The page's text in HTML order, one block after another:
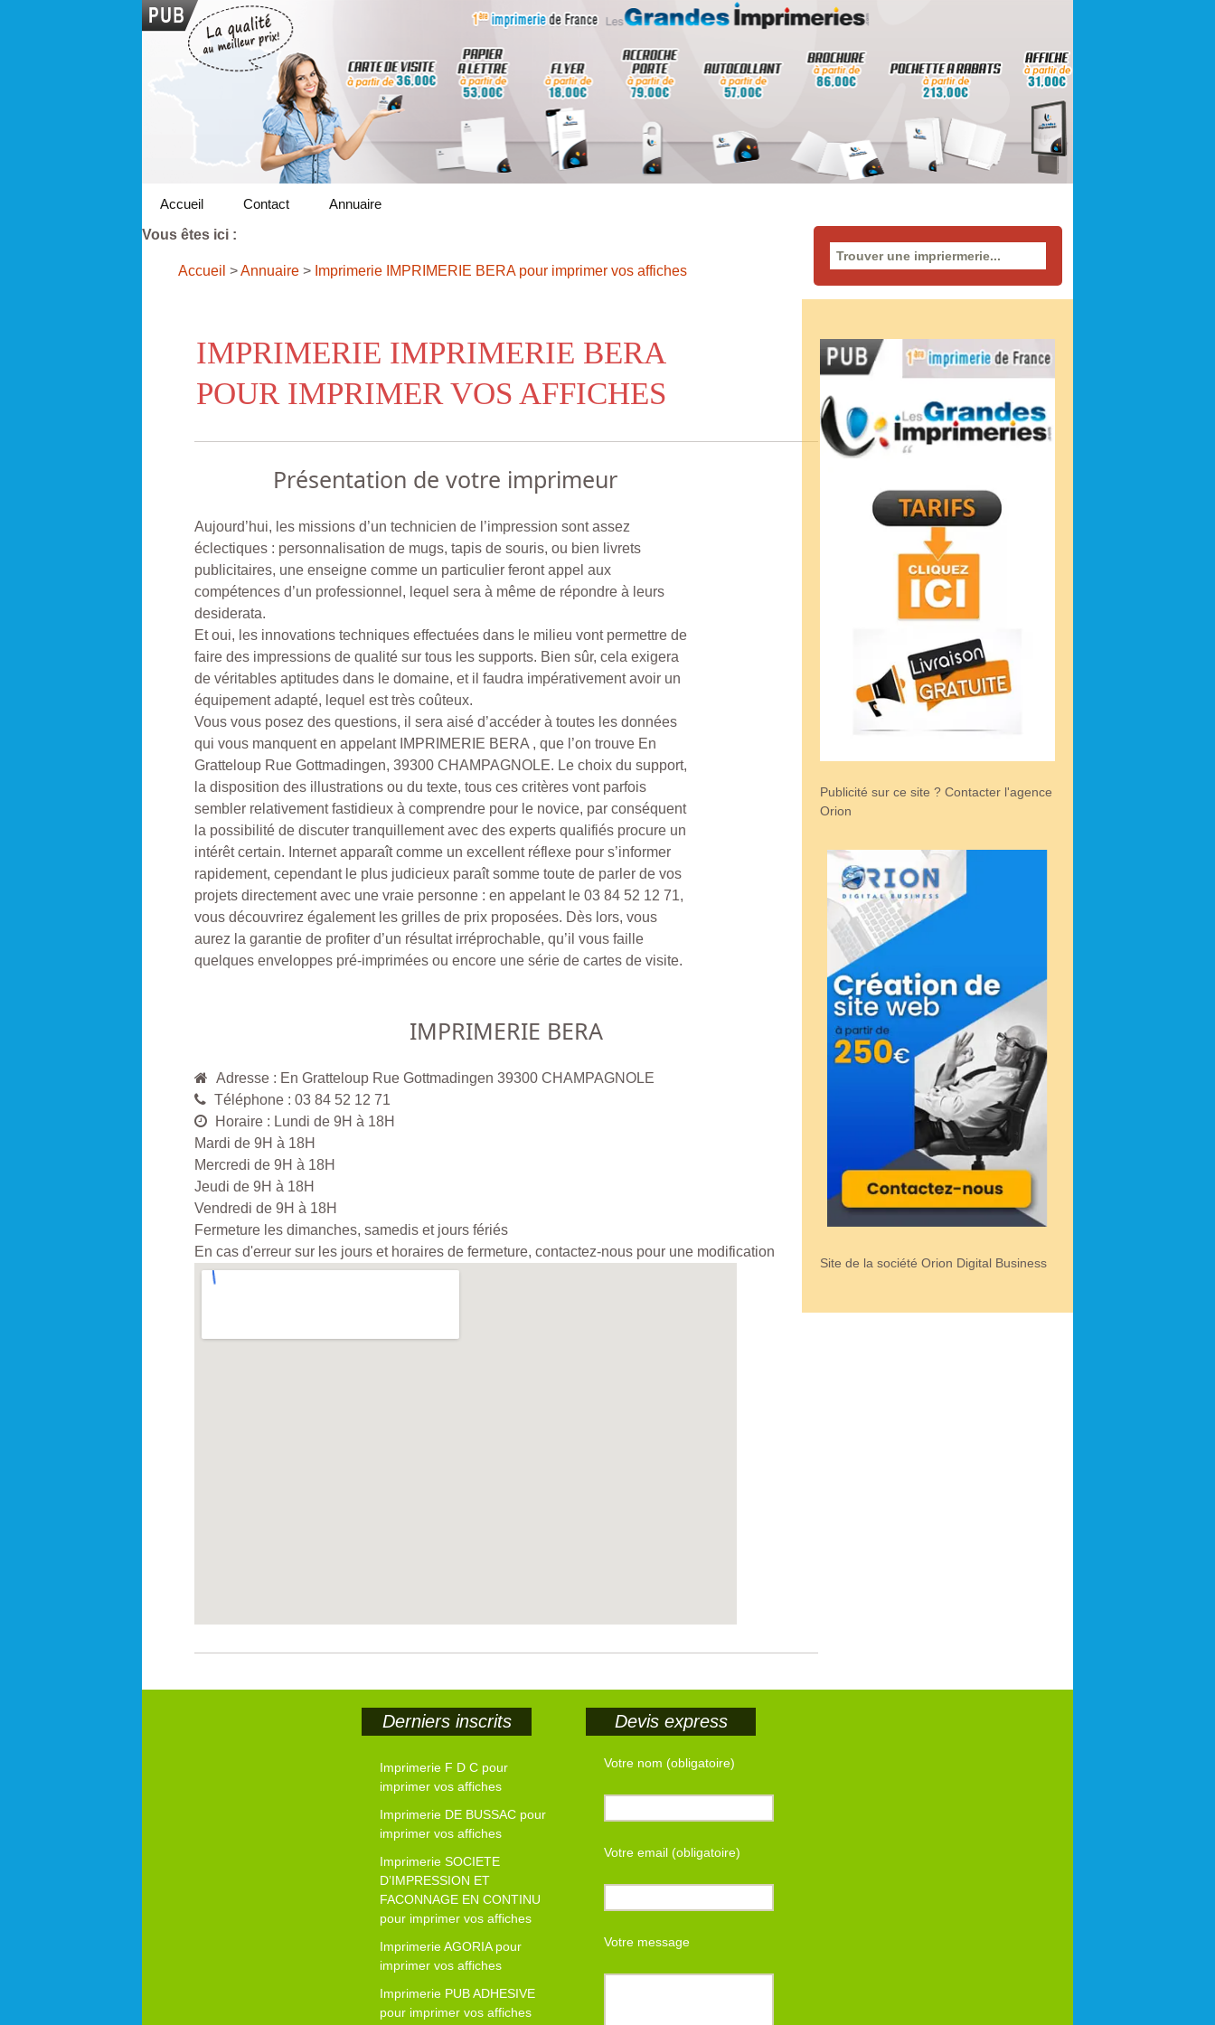
Accueil Contact
Annuaire
Vous êtes ici :
Accueil >Annuaire > Imprimerie IMPRIMERIE BERA pour imprimer vos affiches
IMPRIMERIE IMPRIMERIE BERA
POUR IMPRIMER VOS AFFICHES
Présentation de votre imprimeur
Aujourd’hui, les missions d’un technicien de l’impression sont assez
éclectiques : personnalisation de mugs, tapis de souris, ou bien livrets
publicitaires, une enseigne comme un particulier feront appel aux
compétences d’un professionnel, lequel sera à même de répondre à leurs
desiderata.
Et oui, les innovations techniques effectuées dans le milieu vont permettre de
faire des impressions de qualité sur tous les supports. Bien sûr, cela exigera
de véritables aptitudes dans le domaine, et il faudra impérativement avoir un
équipement adapté, lequel est très coûteux.
Vous vous posez des questions, il sera aisé d’accéder à toutes les données
qui vous manquent en appelant IMPRIMERIE BERA , que l’on trouve En
Gratteloup Rue Gottmadingen, 39300 CHAMPAGNOLE. Le choix du support,
la disposition des illustrations ou du texte, tous ces critères vont parfois
sembler relativement fastidieux à comprendre pour le novice, par conséquent
la possibilité de discuter tranquillement avec des experts qualifiés procure un
intérêt certain. Internet apparaît comme un excellent réflexe pour s’informer
rapidement, cependant le plus judicieux paraît somme toute de parler de vos
projets directement avec une vraie personne : en appelant le 03 84 52 12 71,
vous découvrirez également les grilles de prix proposées. Dès lors, vous
aurez la garantie de profiter d’un résultat irréprochable, qu’il vous faille
quelques enveloppes pré-imprimées ou encore une série de cartes de visite.
IMPRIMERIE BERA
Adresse : En Gratteloup Rue Gottmadingen 39300 CHAMPAGNOLE
Téléphone : 03 84 52 12 71
Horaire : Lundi de 9H à 18H
Mardi de 9H à 18H
Mercredi de 9H à 18H
Jeudi de 9H à 18H
Vendredi de 9H à 18H
Fermeture les dimanches, samedis et jours fériés
En cas d'erreur sur les jours et horaires de fermeture, contactez-nous pour une modification
Rechercher
Publicité sur ce site ? Contacter l'agence
Orion
Site de la société Orion Digital Business
Derniers inscrits
Imprimerie F D C pour
imprimer vos affiches
Imprimerie DE BUSSAC pour
imprimer vos affiches
Imprimerie SOCIETE
D’IMPRESSION ET
FACONNAGE EN CONTINU
pour imprimer vos affiches
Imprimerie AGORIA pour
imprimer vos affiches
Imprimerie PUB ADHESIVE
pour imprimer vos affiches
Devis express
Votre nom (obligatoire)
Votre email (obligatoire)
Votre message